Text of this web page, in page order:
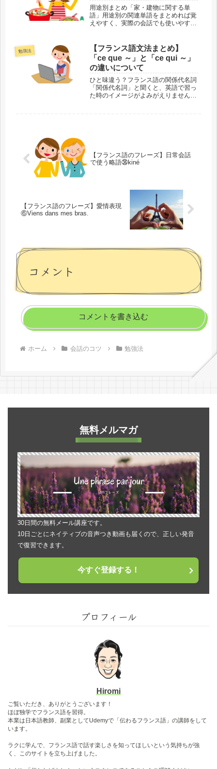
用途別まとめ「家・建物に関する単
語」用途別の関連単語をまとめれば覚
えやすく、実際の会話でも使いやすく
いて扱います。見えやすい構造物ま
ず、家の構造物の中でも、普段見やす
い場所...
勉強法
【フランス語文法まとめ】
「ce que ～」と「ce qui ～」
の違いについて
ひと味違う？フランス語の関係代名詞
「関係代名詞」と聞くと、英語で習っ
た時のイメージがよみがえりません
【フランス語のフレーズ】日常会話
で使う略語㊱kiné
【フランス語のフレーズ】愛情表現
⑥Viens dans mes bras.
コメント
コメントを書き込む
ホーム 会話のコツ 勉強法
無料メルマガ
30日間の無料メール講座です。
10日ごとにネイティブの音声つき動画も届くので、正しい発音
で復習できます。
今すぐ登録する！
プロフィール
Hiromi
ご覧いただき、ありがとうございます！
ほぼ独学でフランス語を習得。
本業は日本語教師、副業としてUdemyで「伝わるフランス語」の講師をして
います。
ラクに学んで、フランス語で話す楽しさを知ってほしいという気持ちが強
く、このサイトを立ち上げました。